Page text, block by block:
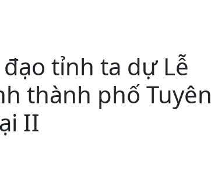
tỉnh ta dự Lễ
thành phố Tuyên
II